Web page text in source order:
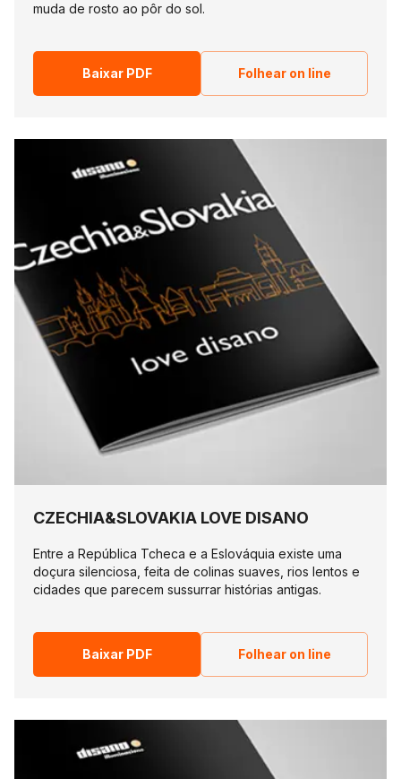
muda de rosto ao pôr do sol.
Baixar PDF Folhear on line
CZECHIA&SLOVAKIA LOVE DISANO
Entre a República Tcheca e a Eslováquia existe uma
doçura silenciosa, feita de colinas suaves, rios lentos e
cidades que parecem sussurrar histórias antigas.
Baixar PDF Folhear on line